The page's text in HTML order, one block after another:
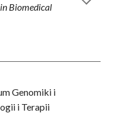
Biomedical
Genomiki i
i Terapii